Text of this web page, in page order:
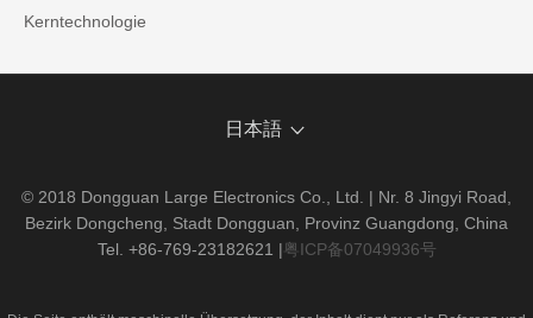
Kerntechnologie
日本語
© 2018 Dongguan Large Electronics Co., Ltd. | Nr. 8 Jingyi Road,
Bezirk Dongcheng, Stadt Dongguan, Provinz Guangdong, China
Tel. +86-769-23182621 |粤ICP备07049936号